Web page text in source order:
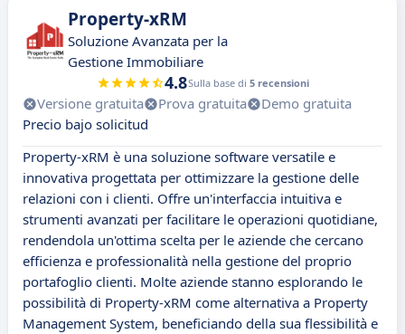
Property-xRM
Soluzione Avanzata per la
Gestione Immobiliare
4.8Sulla base di 5 recensioni
Versione gratuita Prova gratuita
Demo gratuita
Precio bajo solicitud
Property-xRM è una soluzione software versatile e
innovativa progettata per ottimizzare la gestione delle
relazioni con i clienti. Offre un'interfaccia intuitiva e
strumenti avanzati per facilitare le operazioni quotidiane,
rendendola un'ottima scelta per le aziende che cercano
efficienza e professionalità nella gestione del proprio
portafoglio clienti. Molte aziende stanno esplorando le
possibilità di Property-xRM come alternativa a Property
Management System, beneficiando della sua flessibilità e